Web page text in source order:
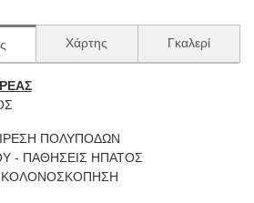
Χάρτης Γκαλερί
ΠΟΛΥΠΟΔΩΝ
- ΠΑΘΗΣΕΙΣ ΗΠΑΤΟΣ
ΚΟΛΟΝΟΣΚΟΠΗΣΗ